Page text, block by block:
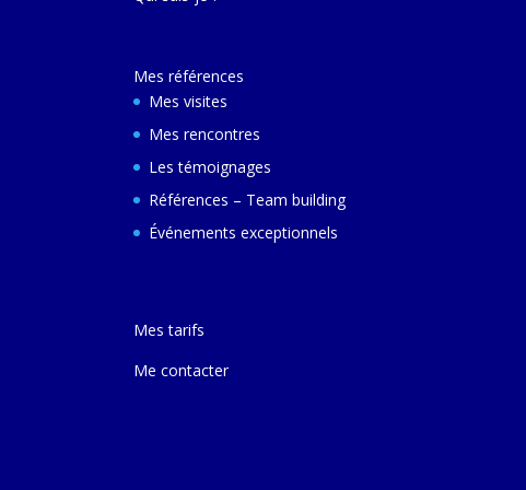
Mes références
Mes visites
Mes rencontres
Les témoignages
Références – Team building
Événements exceptionnels
Mes tarifs
Me contacter